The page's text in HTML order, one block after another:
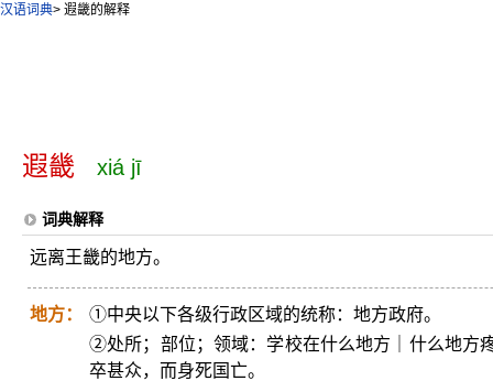
汉语词典> 遐畿的解释
遐畿 xiá jī
词典解释
远离王畿的地方。
地方：
①中央以下各级行政区域的统称：地方政府。
②处所；部位；领域：学校在什么地方｜什么地方
卒甚众，而身死国亡。